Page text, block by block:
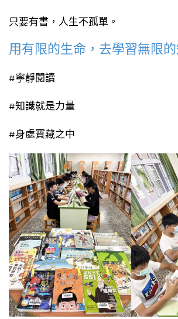
只要有書，人生不孤單。
用有限的生命，去學習無限的
#寧靜閱讀
#知識就是力量
#身處寶藏之中